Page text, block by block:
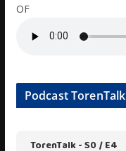
OF
Podcast TorenTalk